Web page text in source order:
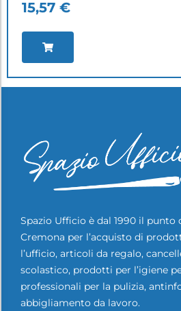
15,57 €
Spazio Ufficio è dal 1990 il
Cremona per l’acquisto di
l’ufficio, articoli da regalo,
scolastico, prodotti per l’igiene
professionali per la pulizia,
abbigliamento da lavoro.